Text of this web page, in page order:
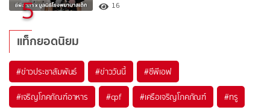
5 16
แท็กยอดนิยม
#ข่าวประชาสัมพันธ์ #ข่าววันนี้ #ซีพีเอฟ
#เจริญโภคภัณฑ์อาหาร #cpf #เครือเจริญโภคภัณฑ์ #ทรู